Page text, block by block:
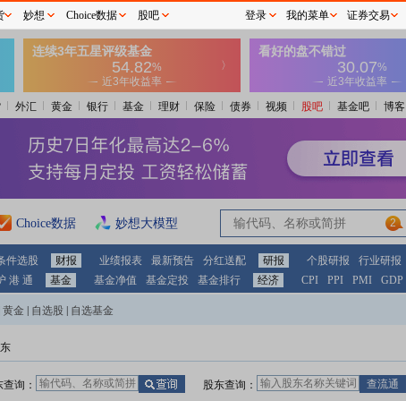
外汇 黄金 银行 基金 理财 保险 债券 视频 股吧 基金吧 博客
Choice数据 妙想大模型 2
件选股 财报 业绩报表 最新预告 分红送配 研报 个股研报 行业研报
港 通 基金 基金净值 基金定投 基金排行 经济 CPI PPI PMI GDP
黄金 自选股 自选基金
股东查询：
询：
妙想 Choice数据 股吧 登录 我的菜单 证券交易